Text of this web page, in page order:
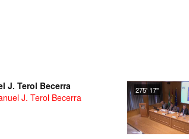
J. Terol Becerra
J. Terol Becerra
275' 17''